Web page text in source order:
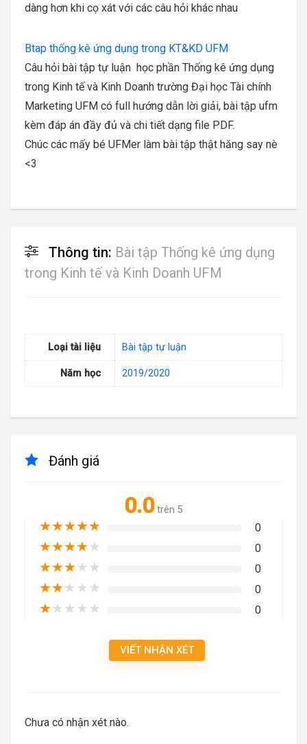
dàng hơn khi cọ xát với các câu hỏi khác nhau
Btap thống kê ứng dụng trong KT&KD UFM
Câu hỏi bài tập tự luận học phần Thống kê ứng dụng
trong Kinh tế và Kinh Doanh trường Đại học Tài chính
Marketing UFM có full hướng dẫn lời giải, bài tập ufm
kèm đáp án đầy đủ và chi tiết dạng file PDF.
Chúc các mấy bé UFMer làm bài tập thật hăng say nè
<3
Thông tin: Bài tập Thống kê ứng dụng
trong Kinh tế và Kinh Doanh UFM
Loại tài liệu Bài tập tự luận
Năm học 2019/2020
Đánh giá
0.0 trên 5
★★★★★ 0
★★★★★ 0
★★★★★ 0
★★★★★ 0
★★★★★ 0
VIẾT NHẬN XÉT
Chưa có nhận xét nào.